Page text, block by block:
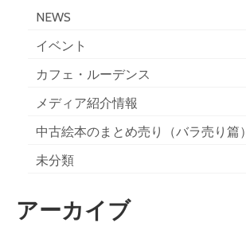
NEWS
イベント
カフェ・ルーデンス
メディア紹介情報
中古絵本のまとめ売り（バラ売り篇）
未分類
アーカイブ